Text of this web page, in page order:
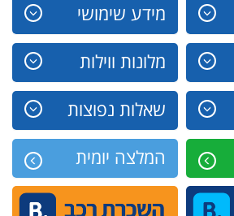
מידע שימושי
מלונות ווילות
שאלות נפוצות
המלצה יומית